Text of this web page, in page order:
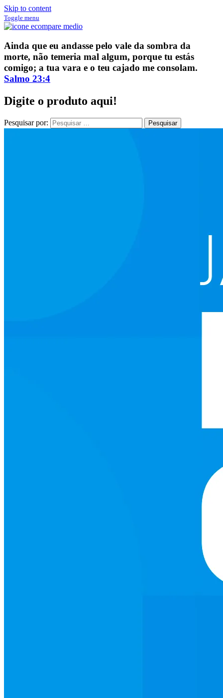
Skip to content
Toggle menu
ECompare e EConomize
ECompare e EConomize nas Lojas dos principais Marketplaces
brasileiros
Ainda que eu andasse pelo vale da sombra da
morte, não temeria mal algum, porque tu estás
comigo; a tua vara e o teu cajado me consolam.
Salmo 23:4
Digite o produto aqui!
Pesquisar por: